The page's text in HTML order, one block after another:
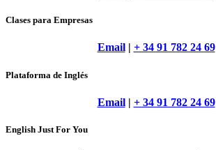
Clases para Empresas
Email| + 34 91 782 24 69
Plataforma de Inglés
Email| + 34 91 782 24 69
English Just For You